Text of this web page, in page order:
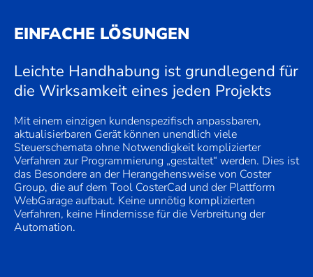
EINFACHE LÖSUNGEN
Leichte Handhabung ist grundlegend für
die Wirksamkeit eines jeden Projekts
Mit einem einzigen kundenspezifisch anpassbaren,
aktualisierbaren Gerät können unendlich viele
Steuerschemata ohne Notwendigkeit komplizierter
Verfahren zur Programmierung „gestaltet“ werden. Dies ist
das Besondere an der Herangehensweise von Coster
Group, die auf dem Tool CosterCad und der Plattform
WebGarage aufbaut. Keine unnötig komplizierten
Verfahren, keine Hindernisse für die Verbreitung der
Automation.